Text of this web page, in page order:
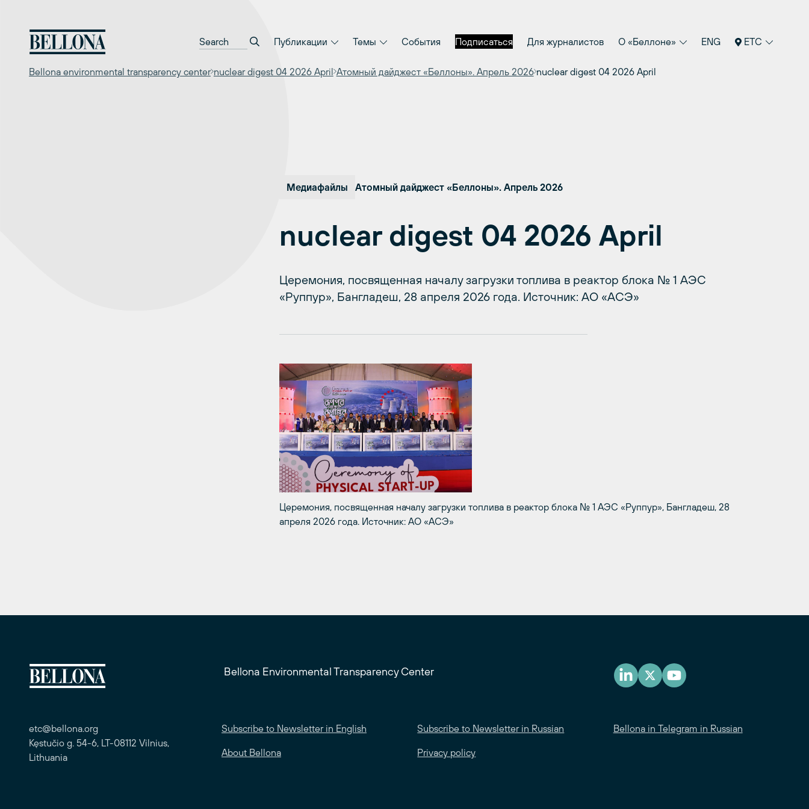
содержимому
Публикации Темы События Подписаться Для журналистов О «Беллоне» ENG ETC
Bellona environmental transparency center nuclear digest 04 2026 April Атомный дайджест «Беллоны». Апрель 2026 nuclear digest 04 2026 April
Медиафайлы Атомный дайджест «Беллоны». Апрель 2026
nuclear digest 04 2026 April
Церемония, посвященная началу загрузки топлива в реактор блока № 1 АЭС
«Руппур», Бангладеш, 28 апреля 2026 года. Источник: АО «АСЭ»
Церемония, посвященная началу загрузки топлива в реактор блока № 1 АЭС «Руппур», Бангладеш, 28
апреля 2026 года. Источник: АО «АСЭ»
Bellona Environmental Transparency Center
etc@bellona.org
Kęstučio g. 54-6, LT-08112 Vilnius,
Lithuania
Subscribe to Newsletter in English Subscribe to Newsletter in Russian Bellona in Telegram in Russian
About Bellona Privacy policy